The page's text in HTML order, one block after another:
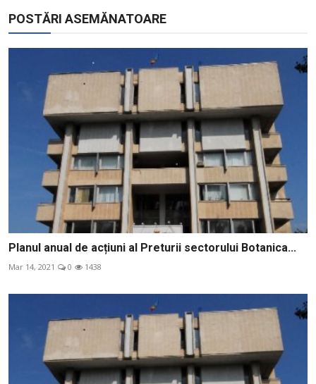
POSTĂRI ASEMĂNATOARE
Planul anual de acțiuni al Preturii sectorului Botanica...
Mar 14, 2021 0 1438